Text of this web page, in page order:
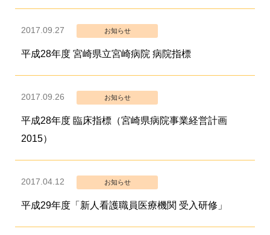
2017.09.27 お知らせ
平成28年度 宮崎県立宮崎病院 病院指標
2017.09.26 お知らせ
平成28年度 臨床指標（宮崎県病院事業経営計画
2015）
2017.04.12 お知らせ
平成29年度「新人看護職員医療機関 受入研修」